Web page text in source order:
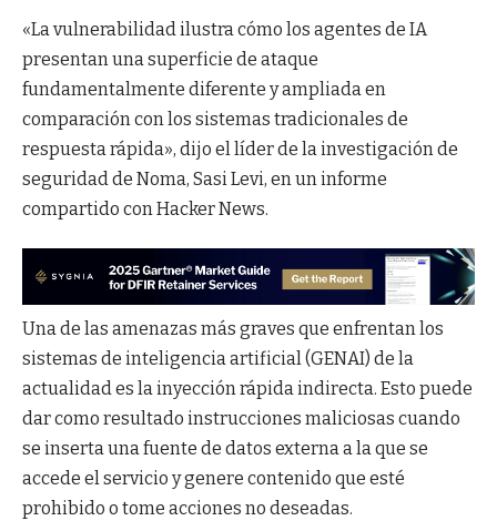
«La vulnerabilidad ilustra cómo los agentes de IA
presentan una superficie de ataque
fundamentalmente diferente y ampliada en
comparación con los sistemas tradicionales de
respuesta rápida», dijo el líder de la investigación de
seguridad de Noma, Sasi Levi, en un informe
compartido con Hacker News.
Una de las amenazas más graves que enfrentan los
sistemas de inteligencia artificial (GENAI) de la
actualidad es la inyección rápida indirecta. Esto puede
dar como resultado instrucciones maliciosas cuando
se inserta una fuente de datos externa a la que se
accede el servicio y genere contenido que esté
prohibido o tome acciones no deseadas.